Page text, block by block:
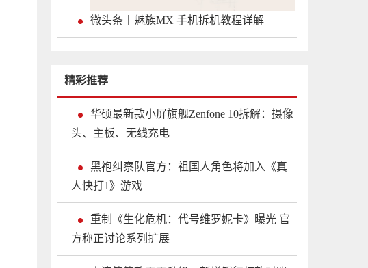
微头条丨魅族MX 手机拆机教程详解
精彩推荐
华硕最新款小屏旗舰Zenfone 10拆解：摄像
头、主板、无线充电
黑袍纠察队官方：祖国人角色将加入《真
人快打1》游戏
重制《生化危机：代号维罗妮卡》曝光 官
方称正讨论系列扩展